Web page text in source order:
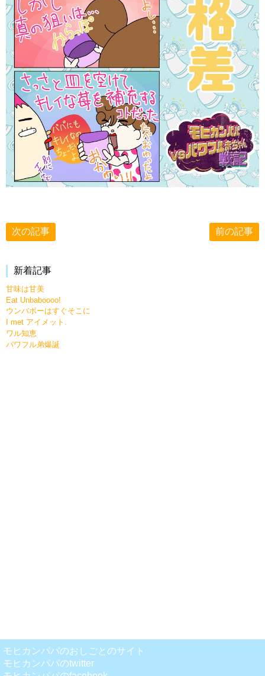
次の記事 前の記事
新着記事
甘味は甘美
Eat Unbaboooo!
ウンバボーはすぐそこに
I met アイメット.
ワル知恵
パワフル弟爆誕
モヒカンパパのおしごとのサイト
モヒカンパパのtwitter